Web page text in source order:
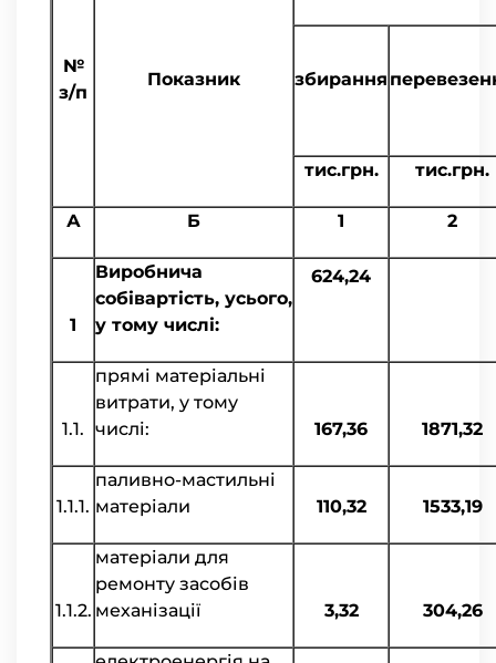
№
з/п
Показник збирання
тис.грн. тис.грн.
А Б 1 2
1
Виробнича
собівартість, усього,
у тому числі:
624,24
1.1.
прямі матеріальні
витрати, у тому
числі:
167,36 1871,32
1.1.1.
паливно-мастильні
матеріали
110,32 1533,19
1.1.2.
матеріали для
ремонту засобів
механізації
3,32 304,26